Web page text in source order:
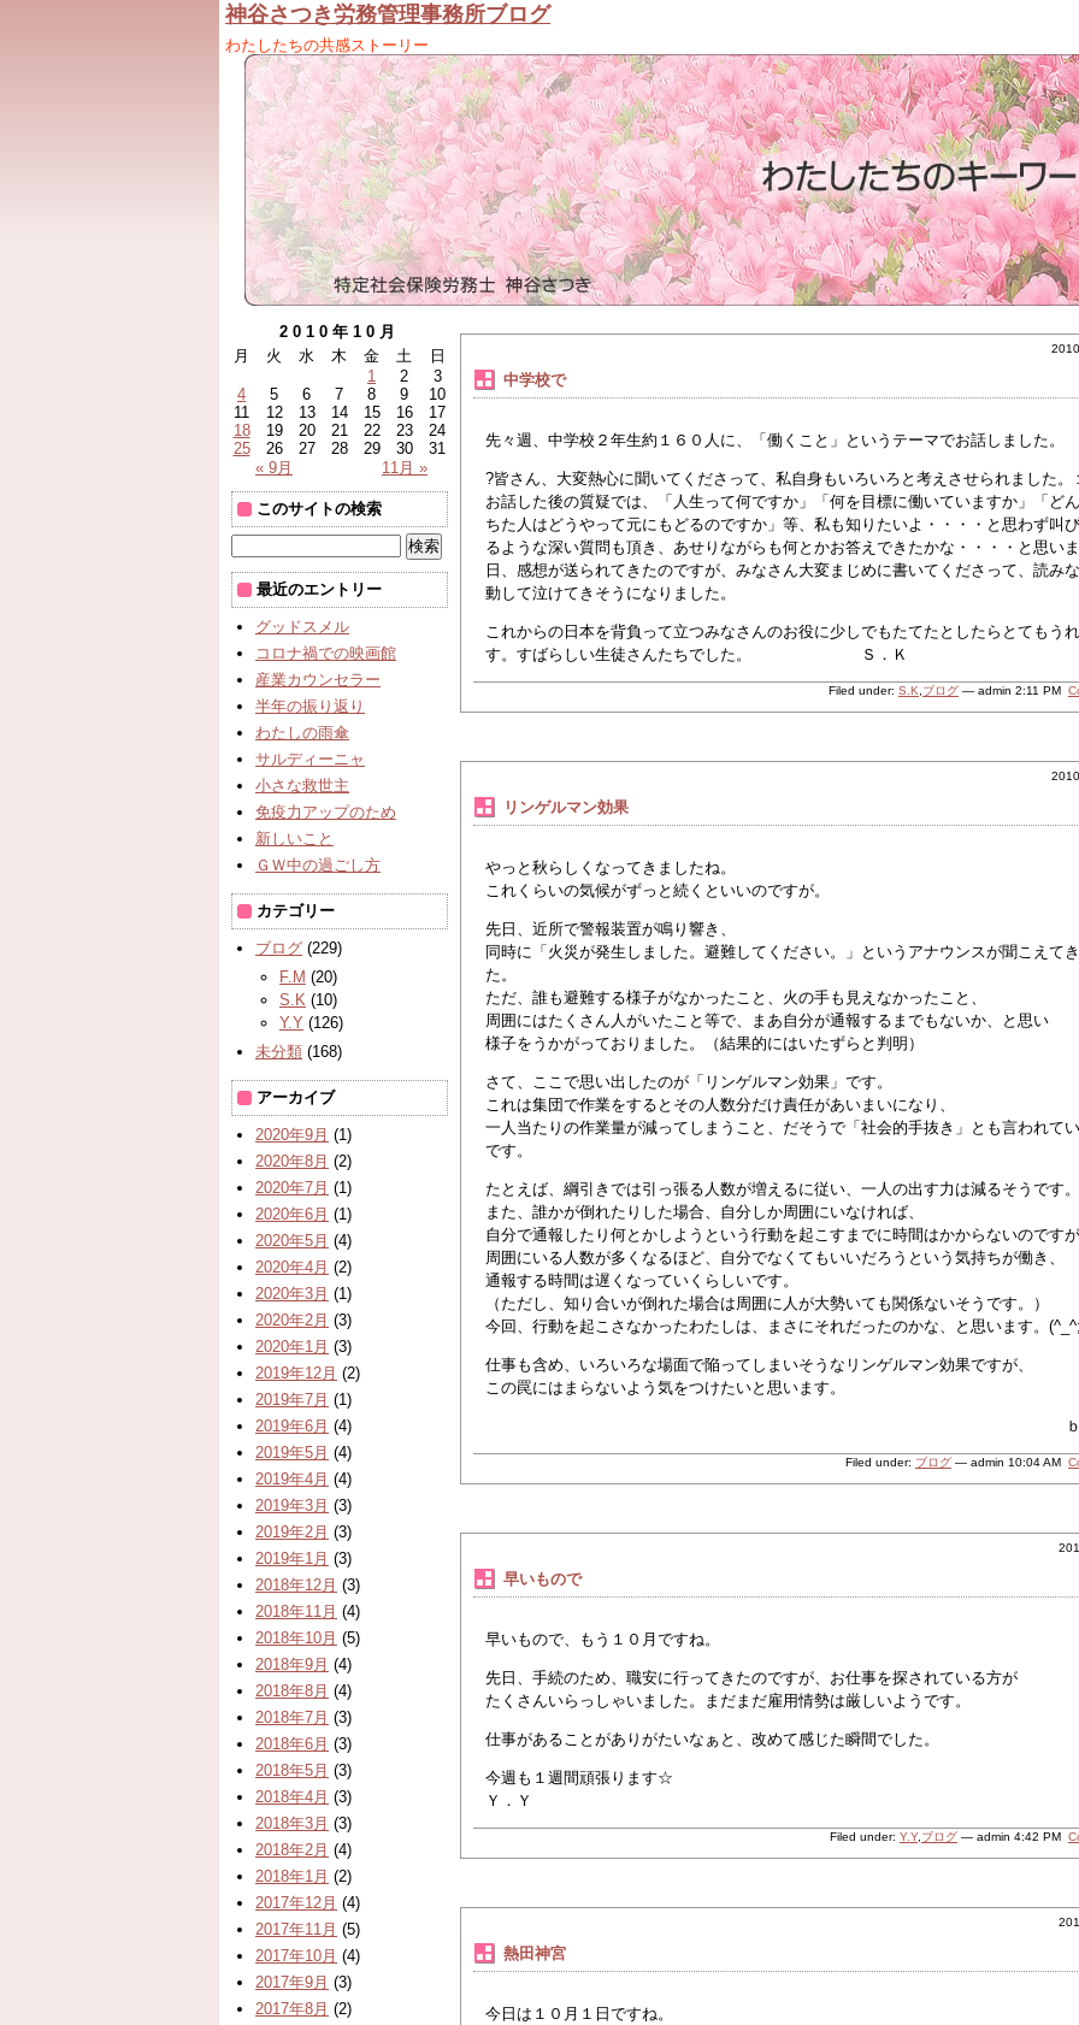
神谷さつき労務管理事務所ブログ
わたしたちの共感ストーリー
中学校で
先々週、中学校２年生約１６０人に、「働くこと」というテーマでお話しました。
?皆さん、大変熱心に聞いてくださって、私自身もいろいろと考えさせられました。
お話した後の質疑では、「人生って何ですか」「何を目標に働いていますか」「ど
ちた人はどうやって元にもどるのですか」等、私も知りたいよ・・・・と思わず叫
るような深い質問も頂き、あせりながらも何とかお答えできたかな・・・・と思い
日、感想が送られてきたのですが、みなさん大変まじめに書いてくださって、読み
動して泣けてきそうになりました。
これからの日本を背負って立つみなさんのお役に少しでもたてたとしたらとてもう
す。すばらしい生徒さんたちでした。 Ｓ．Ｋ
Filed under: S.K ブログ — admin 2:11 PM
リンゲルマン効果
やっと秋らしくなってきましたね。
これくらいの気候がずっと続くといいのですが。
先日、近所で警報装置が鳴り響き、
同時に「火災が発生しました。避難してください。」というアナウンスが聞こえて
た。
ただ、誰も避難する様子がなかったこと、火の手も見えなかったこと、
周囲にはたくさん人がいたこと等で、まあ自分が通報するまでもないか、と思い
様子をうかがっておりました。（結果的にはいたずらと判明）
さて、ここで思い出したのが「リンゲルマン効果」です。
これは集団で作業をするとその人数分だけ責任があいまいになり、
一人当たりの作業量が減ってしまうこと、だそうで「社会的手抜き」とも言われて
です。
たとえば、綱引きでは引っ張る人数が増えるに従い、一人の出す力は減るそうです。
また、誰かが倒れたりした場合、自分しか周囲にいなければ、
自分で通報したり何とかしようという行動を起こすまでに時間はかからないのですが
周囲にいる人数が多くなるほど、自分でなくてもいいだろうという気持ちが働き、
通報する時間は遅くなっていくらしいです。
（ただし、知り合いが倒れた場合は周囲に人が大勢いても関係ないそうです。）
今回、行動を起こさなかったわたしは、まさにそれだったのかな、と思います。
仕事も含め、いろいろな場面で陥ってしまいそうなリンゲルマン効果ですが、
この罠にはまらないよう気をつけたいと思います。
Filed under: ブログ — admin 10:04 AM
早いもので
早いもので、もう１０月ですね。
先日、手続のため、職安に行ってきたのですが、お仕事を探されている方が
たくさんいらっしゃいました。まだまだ雇用情勢は厳しいようです。
仕事があることがありがたいなぁと、改めて感じた瞬間でした。
今週も１週間頑張ります☆
Ｙ．Ｙ
Filed under: Y.Y, ブログ — admin 4:42 PM
熱田神宮
今日は１０月１日ですね。
2010年10月
月
火 水 木 金 土 日
« 9月 11月 »
1 2
3
4
5 6 7 8 9
10
11
12 13 14 15 16
17
18
19 20 21 22 23
24
25
26 27 28 29 30 31
このサイトの検索
最近のエントリー
グッドスメル
コロナ禍での映画館
産業カウンセラー
半年の振り返り
わたしの雨傘
サルディーニャ
小さな救世主
免疫力アップのため
新しいこと
ＧＷ中の過ごし方
カテゴリー
ブログ (229)
F.M (20)
S.K (10)
Y.Y (126)
未分類 (168)
アーカイブ
2020年9月 (1)
2020年8月 (2)
2020年7月 (1)
2020年6月 (1)
2020年5月 (4)
2020年4月 (2)
2020年3月 (1)
2020年2月 (3)
2020年1月 (3)
2019年12月 (2)
2019年7月 (1)
2019年6月 (4)
2019年5月 (4)
2019年4月 (4)
2019年3月 (3)
2019年2月 (3)
2019年1月 (3)
2018年12月 (3)
2018年11月 (4)
2018年10月 (5)
2018年9月 (4)
2018年8月 (4)
2018年7月 (3)
2018年6月 (3)
2018年5月 (3)
2018年4月 (3)
2018年3月 (3)
2018年2月 (4)
2018年1月 (2)
2017年12月 (4)
2017年11月 (5)
2017年10月 (4)
2017年9月 (3)
2017年8月 (2)